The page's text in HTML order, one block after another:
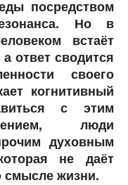
посредством
Но в
встаёт
ответ сводится
своего
когнитивный
с этим
люди
духовным
не даёт
смысле жизни.